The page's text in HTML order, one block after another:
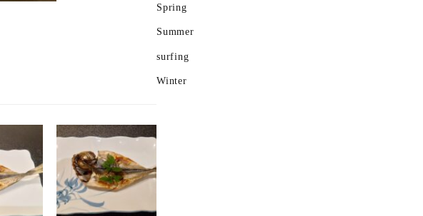
Spring
Summer
surfing
Winter